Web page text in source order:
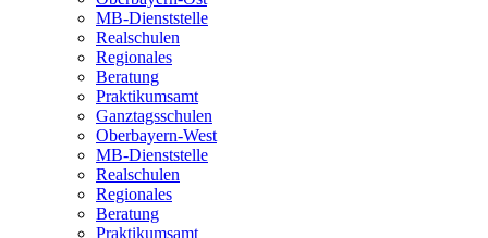
MB-Dienststelle
Realschulen
Regionales
Beratung
Praktikumsamt
Ganztagsschulen
Oberbayern-West
MB-Dienststelle
Realschulen
Regionales
Beratung
Praktikumsamt